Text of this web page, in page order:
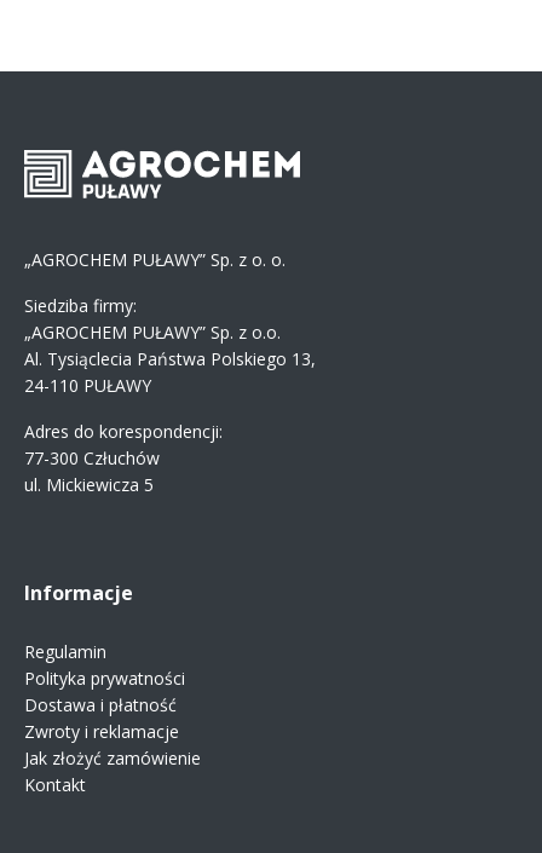
„AGROCHEM PUŁAWY” Sp. z o. o.
Siedziba firmy:
„AGROCHEM PUŁAWY” Sp. z o.o.
Al. Tysiąclecia Państwa Polskiego 13,
24-110 PUŁAWY
Adres do korespondencji:
77-300 Człuchów
ul. Mickiewicza 5
Informacje
Regulamin
Polityka prywatności
Dostawa i płatność
Zwroty i reklamacje
Jak złożyć zamówienie
Kontakt